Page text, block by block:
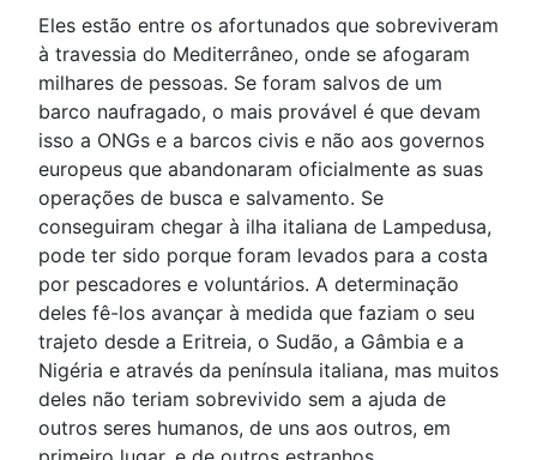
Eles estão entre os afortunados que sobreviveram
à travessia do Mediterrâneo, onde se afogaram
milhares de pessoas. Se foram salvos de um
barco naufragado, o mais provável é que devam
isso a ONGs e a barcos civis e não aos governos
europeus que abandonaram oficialmente as suas
operações de busca e salvamento. Se
conseguiram chegar à ilha italiana de Lampedusa,
pode ter sido porque foram levados para a costa
por pescadores e voluntários. A determinação
deles fê-los avançar à medida que faziam o seu
trajeto desde a Eritreia, o Sudão, a Gâmbia e a
Nigéria e através da península italiana, mas muitos
deles não teriam sobrevivido sem a ajuda de
outros seres humanos, de uns aos outros, em